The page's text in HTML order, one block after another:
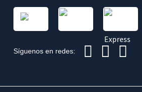
Síguenos en redes: